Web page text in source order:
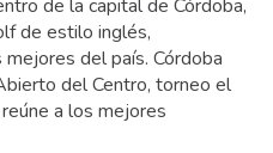
de la capital de Córdoba,
de estilo inglés,
del país. Córdoba
del Centro, torneo el
a los mejores